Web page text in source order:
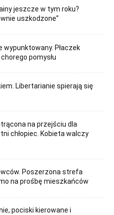
jeszcze w tym roku?
uszkodzone”
Płaczek
pomysłu
Libertarianie spierają się
na przejściu dla
chłopiec. Kobieta walczy
Poszerzona strefa
na prośbę mieszkańców
pociski kierowane i